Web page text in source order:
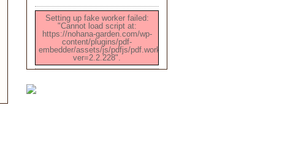
Setting up fake worker failed:
"Cannot load script at:
https://nohana-garden.com/wp-
content/plugins/pdf-
embedder/assets/js/pdfjs/pdf.worker.min.js?
ver=2.2.228".